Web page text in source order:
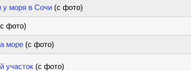
у моря в Сочи (с фото)
фото)
море (с фото)
участок (с фото)